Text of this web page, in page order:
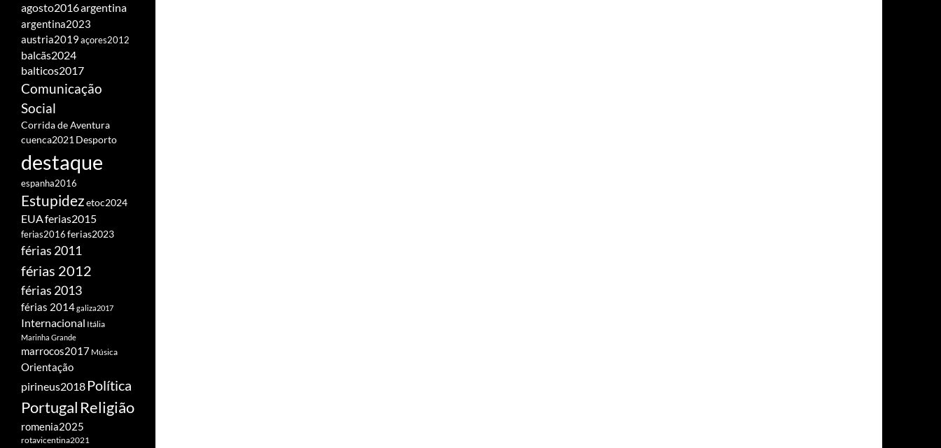
agosto2016argentina
argentina2023
austria2019açores2012
balcãs2024
balticos2017
Comunicação
Social
Corrida de Aventura
cuenca2021 Desporto
destaque
espanha2016
Estupidezetoc2024
EUAferias2015
ferias2016ferias2023
férias 2011
férias 2012
férias 2013
férias 2014galiza2017
Internacional Itália
Marinha Grande
marrocos2017 Música
Orientação
pirineus2018 Política
Portugal Religião
romenia2025
rotavicentina2021